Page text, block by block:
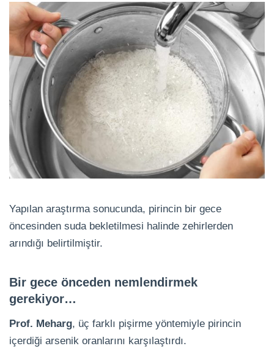
Yapılan araştırma sonucunda, pirincin bir gece
öncesinden suda bekletilmesi halinde zehirlerden
arındığı belirtilmiştir.
Bir gece önceden nemlendirmek
gerekiyor…
Prof. Meharg, üç farklı pişirme yöntemiyle pirincin
içerdiği arsenik oranlarını karşılaştırdı.